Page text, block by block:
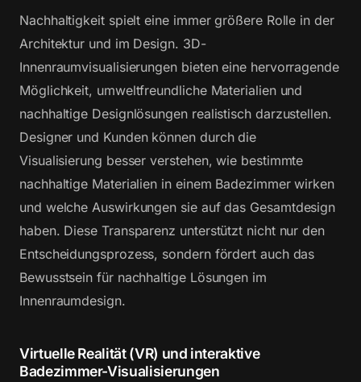
Nachhaltigkeit spielt eine immer größere Rolle in der
Architektur und im Design. 3D-
Innenraumvisualisierungen bieten eine hervorragende
Möglichkeit, umweltfreundliche Materialien und
nachhaltige Designlösungen realistisch darzustellen.
Designer und Kunden können durch die
Visualisierung besser verstehen, wie bestimmte
nachhaltige Materialien in einem Badezimmer wirken
und welche Auswirkungen sie auf das Gesamtdesign
haben. Diese Transparenz unterstützt nicht nur den
Entscheidungsprozess, sondern fördert auch das
Bewusstsein für nachhaltige Lösungen im
Innenraumdesign.
Virtuelle Realität (VR) und interaktive
Badezimmer-Visualisierungen